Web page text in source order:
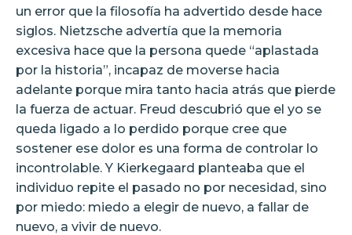
un error que la filosofía ha advertido desde hace
siglos. Nietzsche advertía que la memoria
excesiva hace que la persona quede “aplastada
por la historia”, incapaz de moverse hacia
adelante porque mira tanto hacia atrás que pierde
la fuerza de actuar. Freud descubrió que el yo se
queda ligado a lo perdido porque cree que
sostener ese dolor es una forma de controlar lo
incontrolable. Y Kierkegaard planteaba que el
individuo repite el pasado no por necesidad, sino
por miedo: miedo a elegir de nuevo, a fallar de
nuevo, a vivir de nuevo.